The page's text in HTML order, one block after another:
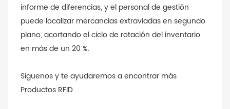
informe de diferencias, y el personal de gestión
puede localizar mercancías extraviadas en segundo
plano, acortando el ciclo de rotación del inventario
en más de un 20 %.
Síguenos y te ayudaremos a encontrar más
Productos RFID.